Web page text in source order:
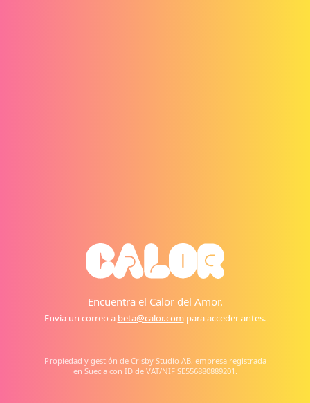
Encuentra el Calor del Amor.
Envía un correo a beta@calor.compara acceder antes.
Propiedad y gestión de Crisby Studio AB, empresa registrada
en Suecia con ID de VAT/NIF SE556880889201.